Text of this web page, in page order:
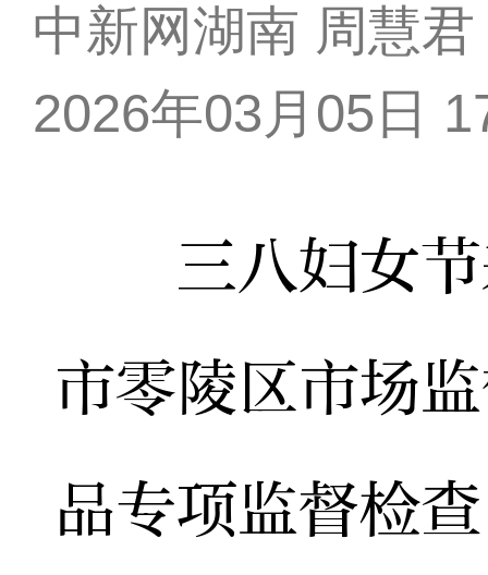
中新网湖南 周慧
2026年03月05日
三八妇女节
市零陵区市场
品专项监督检